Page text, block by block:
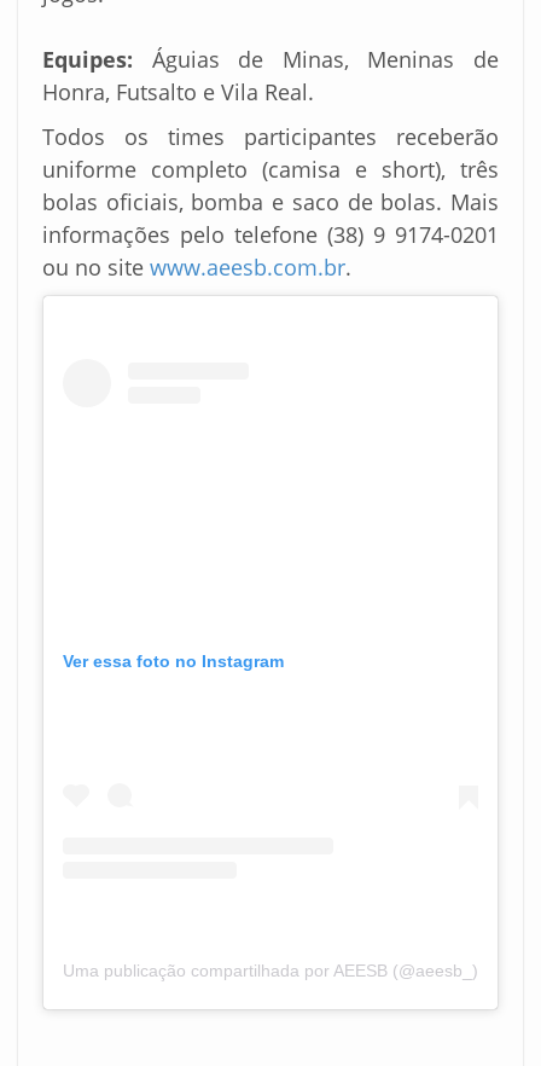
Equipes: Águias de Minas, Meninas de
Honra, Futsalto e Vila Real.
Todos os times participantes receberão
uniforme completo (camisa e short), três
bolas oficiais, bomba e saco de bolas. Mais
informações pelo telefone (38) 9 9174-0201
ou no site www.aeesb.com.br.
Ver essa foto no Instagram
Uma publicação compartilhada por AEESB (@aeesb_)